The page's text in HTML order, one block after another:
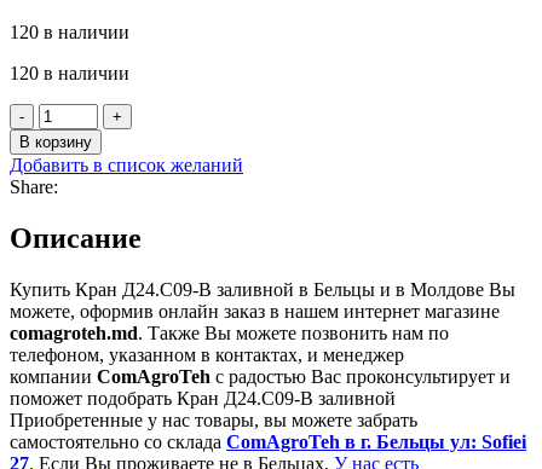
120 в наличии
120 в наличии
Количество
товара
Кран
Д24.С09-
В
В корзину
Добавить в список желаний
Share:
Описание
Купить Кран Д24.С09-В заливной в Бельцы и в Молдове Вы
можете, оформив онлайн заказ в нашем интернет магазине
comagroteh.md. Также Вы можете позвонить нам по
телефоном, указанном в контактах, и менеджер
компании ComAgroTeh с радостью Вас проконсультирует и
поможет подобрать Кран Д24.С09-В заливной
Приобретенные у нас товары, вы можете забрать
самостоятельно со склада ComAgroTeh в г. Бельцы ул: Sofiei
27. Если Вы проживаете не в Бельцах, У нас есть